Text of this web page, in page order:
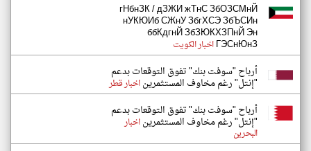
гНбнЗК / дЗЖИ жТнС ЗбОЗСМнЙ
нУКЮИб СЖнУ ЗбгХСЭ ЗбЪСИн
ббКдгнЙ ЗбЗЮКХЗПнЙ Эн
ГЭСнЮнЗاخبار الكويت
أرباح "سوفت بنك" تفوق التوقعات بدعم
"إنتل" رغم مخاوف المستثمريناخبار قطر
أرباح "سوفت بنك" تفوق التوقعات بدعم
"إنتل" رغم مخاوف المستثمريناخبار
البحرين